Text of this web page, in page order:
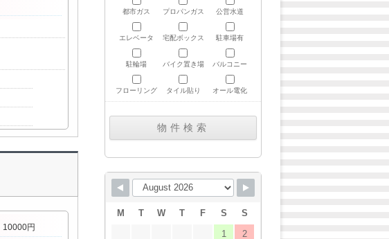
10000円
都市ガス プロパンガス 公営水道
エレベータ 宅配ボックス 駐車場有
駐輪場 バイク置き場 バルコニー
フローリング タイル貼り オール電化
M T W T F S
S
1
2